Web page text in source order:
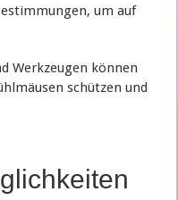
um auf
Werkzeugen können
schützen und